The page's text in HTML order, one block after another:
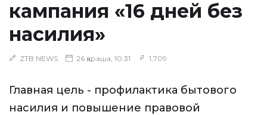
кампания «16 дней без
насилия»
ZTB NEWS 26 қараша, 10:31 1,709
Главная цель - профилактика бытового
насилия и повышение правовой